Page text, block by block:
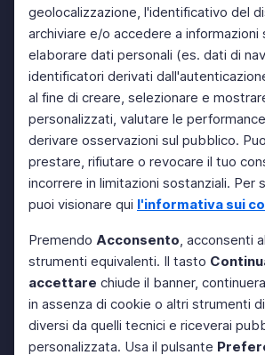
geolocalizzazione, l'identificativo del
archiviare e/o accedere a
elaborare dati personali (es. dati di
identificatori derivati
al fine di creare, selezionare e
personalizzati, valutare le
derivare osservazioni sul pubblico.
prestare, rifiutare o revocare il tuo
incorrere in limitazioni sostanziali. Per
puoi visionare qui l'informativa sui
Premendo Acconsento, acconsenti
strumenti equivalenti. Il tasto
accettare chiude il banner,
in assenza di cookie o altri strumenti
diversi da quelli tecnici e riceverai
personalizzata. Usa il pulsante